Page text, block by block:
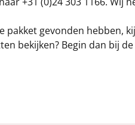
gevonden hebben,
bekijken? Begin dan bij de